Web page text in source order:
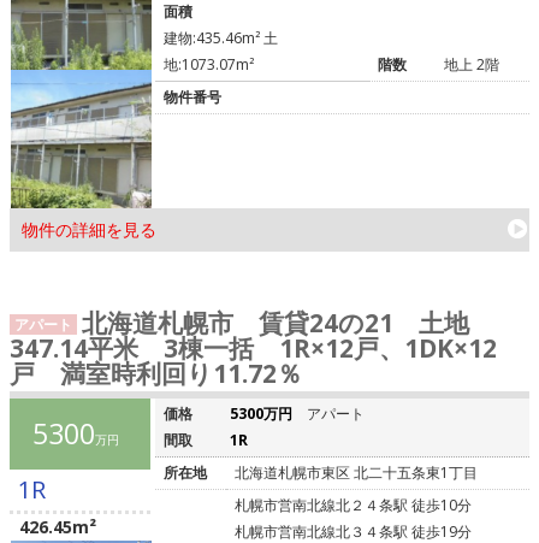
物件の詳細を見る
面積
建物:435.46m² 土
地:1073.07m²
階数
地上 2階
物件番号
アパート 北海道札幌市 賃貸24の21 土地
347.14平米 3棟一括 1R×12戸、1DK×12
戸 満室時利回り11.72％
5300万円
1R
426.45m²
価格 5300万円
アパート
間取
1R
所在地
北海道札幌市東区 北二十五条東1丁目
札幌市営南北線北２４条駅 徒歩10分
札幌市営南北線北３４条駅 徒歩19分